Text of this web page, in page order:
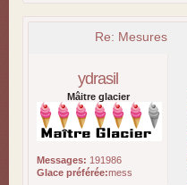
Re: Mesures
ydrasil
Mâitre glacier
Messages: 191986
Glace préférée:mess